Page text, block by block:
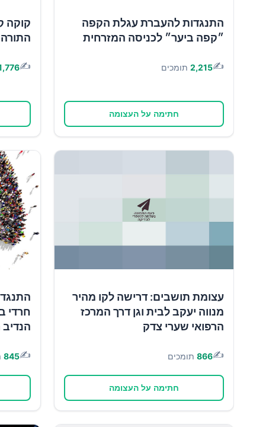
התנגדות להעברת עגלת הקפה
״קפה ביער״ לכניסה המזרחית
✍️
2,215 תומכים
חתימה על העצומה
קוקה
התורה
✍️
עצומת תושבים: דרישה לקו מהיר
מנווה יעקב לבית וגן דרך המרכז
הרפואי שערי צדק
✍️
866 תומכים
חתימה על העצומה
חרדי
✍️
845